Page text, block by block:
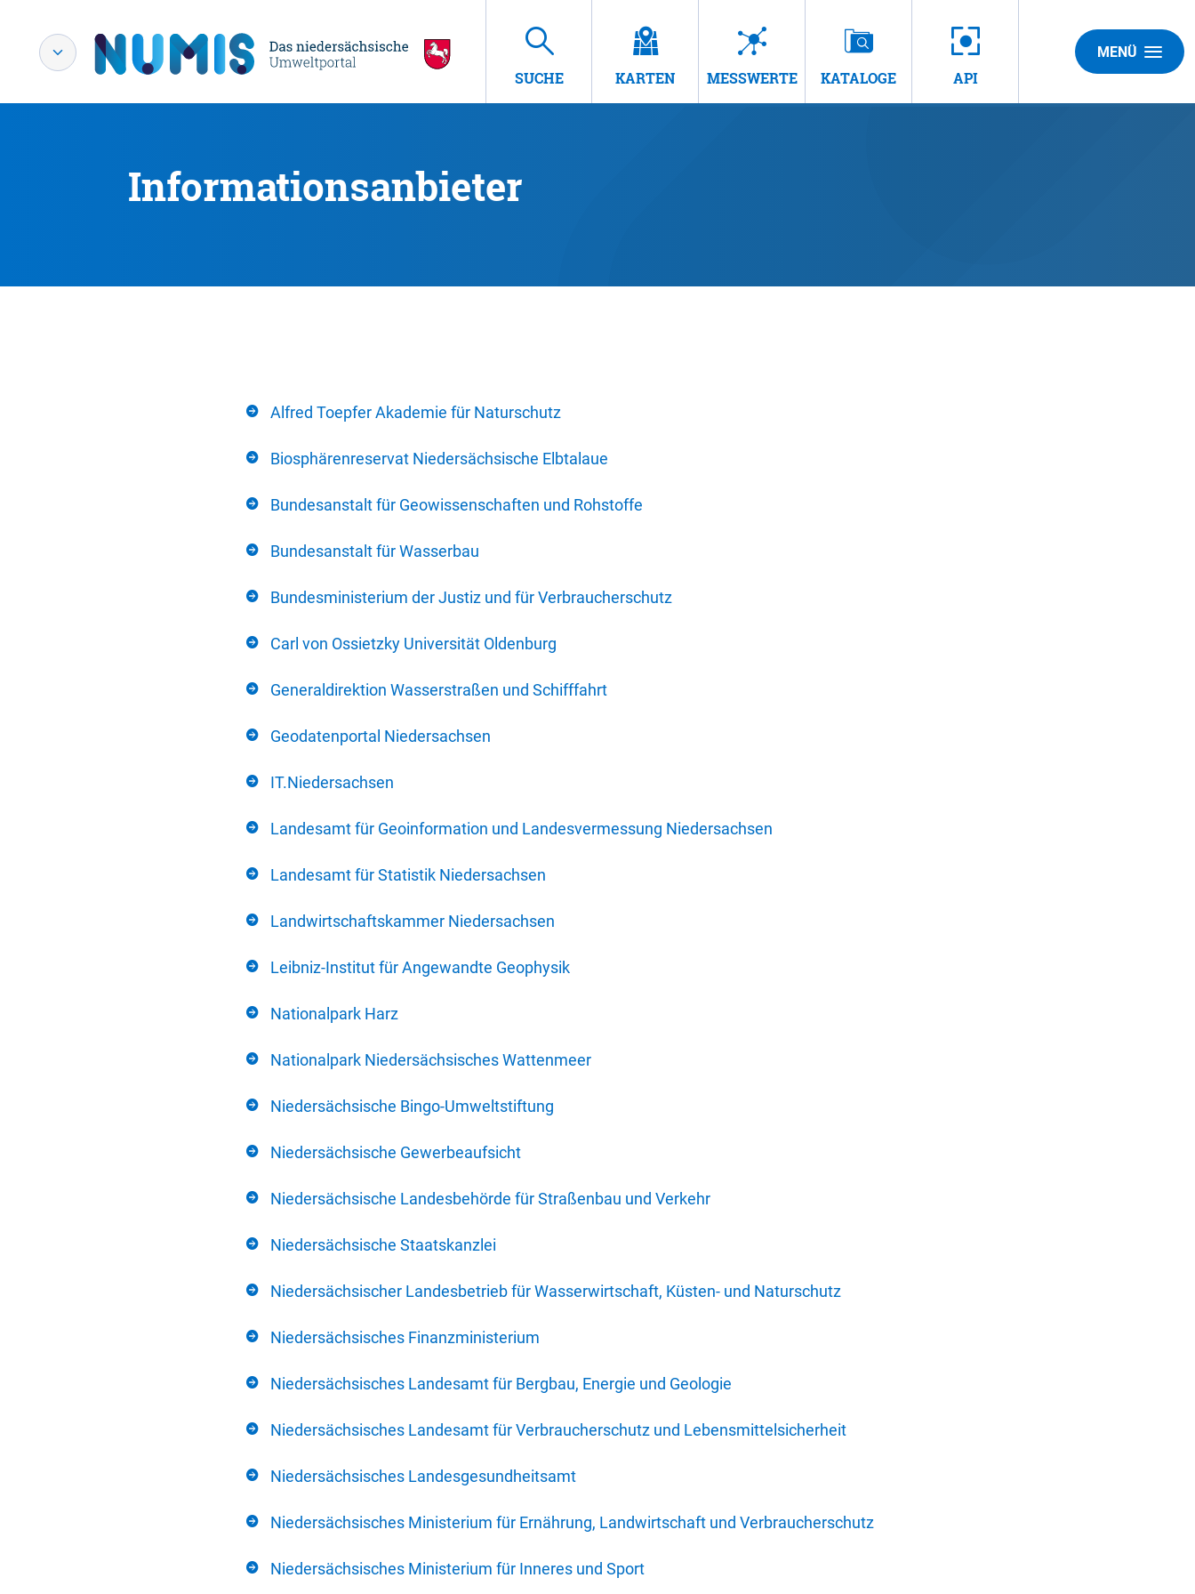
SUCHE KARTEN MESSWERTE KATALOGE API
MENÜ
Informationsanbieter
Alfred Toepfer Akademie für Naturschutz
Biosphärenreservat Niedersächsische Elbtalaue
Bundesanstalt für Geowissenschaften und Rohstoffe
Bundesanstalt für Wasserbau
Bundesministerium der Justiz und für Verbraucherschutz
Carl von Ossietzky Universität Oldenburg
Generaldirektion Wasserstraßen und Schifffahrt
Geodatenportal Niedersachsen
IT.Niedersachsen
Landesamt für Geoinformation und Landesvermessung Niedersachsen
Landesamt für Statistik Niedersachsen
Landwirtschaftskammer Niedersachsen
Leibniz-Institut für Angewandte Geophysik
Nationalpark Harz
Nationalpark Niedersächsisches Wattenmeer
Niedersächsische Bingo-Umweltstiftung
Niedersächsische Gewerbeaufsicht
Niedersächsische Landesbehörde für Straßenbau und Verkehr
Niedersächsische Staatskanzlei
Niedersächsischer Landesbetrieb für Wasserwirtschaft, Küsten- und Naturschutz
Niedersächsisches Finanzministerium
Niedersächsisches Landesamt für Bergbau, Energie und Geologie
Niedersächsisches Landesamt für Verbraucherschutz und Lebensmittelsicherheit
Niedersächsisches Landesgesundheitsamt
Niedersächsisches Ministerium für Ernährung, Landwirtschaft und Verbraucherschutz
Niedersächsisches Ministerium für Inneres und Sport